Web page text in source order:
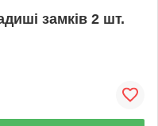
замків 2 шт.